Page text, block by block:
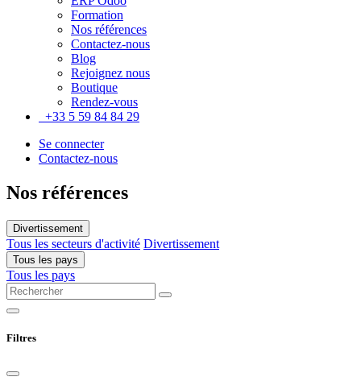
Formation
Nos références
Contactez-nous
Blog
Rejoignez nous
Boutique
Rendez-vous
+33 5 59 84 84 29
Se connecter
Contactez-nous
Nos références
Divertissement
Tous les secteurs d'activité Divertissement
Tous les pays
Tous les pays
Filtres